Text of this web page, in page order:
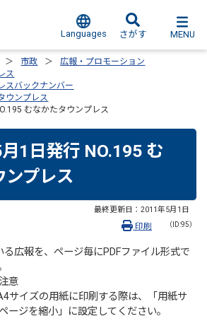
Languages さがす MENU
市政
広報・プロモーション
ス
スバックナンバー
ウンプレス
むなかたタウンプレス
1日発行 NO.195 む
ンプレス
最終更新日： 2011年5月1日
（ID:95）
印刷
る広報を、ページ毎にPDFファイル形式で
意
サイズの用紙に印刷する際は、「用紙サ
ージを縮小」に設定してください。